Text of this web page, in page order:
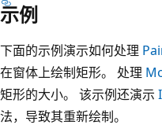
示例
下面的示例演示如何处理
在窗体上绘制矩形。 处理
矩形的大小。 该示例还演示
法，导致其重新绘制。